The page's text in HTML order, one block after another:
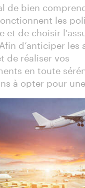
de bien
les
et de choisir
d’anticiper les
de réaliser vos
en toute
à opter pour